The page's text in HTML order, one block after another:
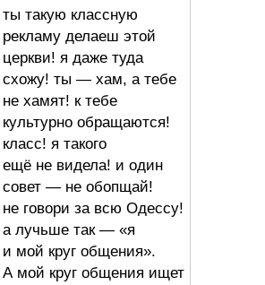
ты такую классную
рекламу делаеш этой
церкви! я даже туда
схожу! ты — хам, а тебе
не хамят! к тебе
культурно обращаются!
класс! я такого
ещё не видела! и один
совет — не обопщай!
не говори за всю Одессу!
а лучьше так — «я
и мой круг общения».
А мой круг общения ищет